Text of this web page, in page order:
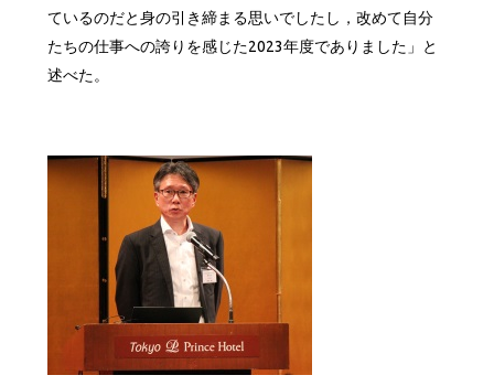
ているのだと身の引き締まる思いでしたし，改めて自分
たちの仕事への誇りを感じた2023年度でありました」と
述べた。